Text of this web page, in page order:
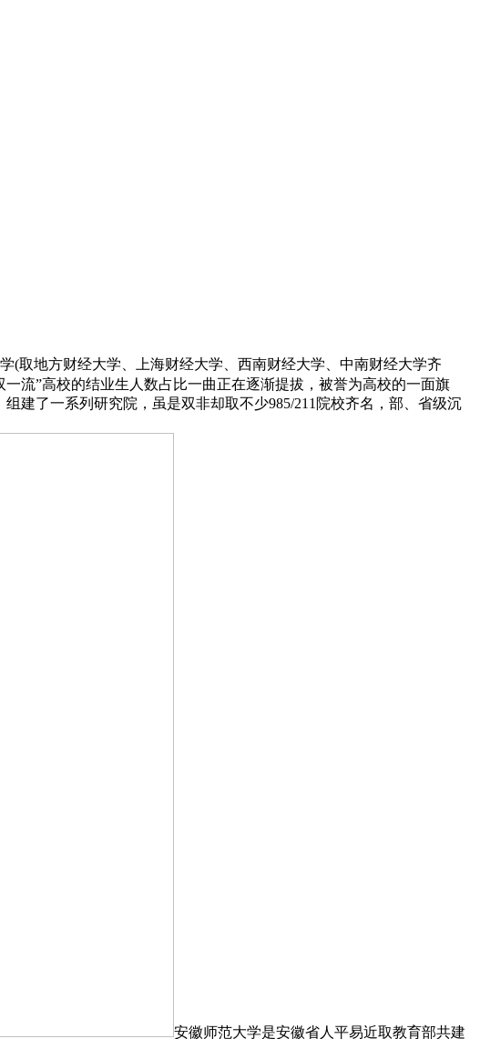
(取地方财经大学、上海财经大学、西南财经大学、中南财经大学齐
流”高校的结业生人数占比一曲正在逐渐提拔，被誉为高校的一面旗
建了一系列研究院，虽是双非却取不少985/211院校齐名，部、省级沉
安徽师范大学是安徽省人平易近取教育部共建